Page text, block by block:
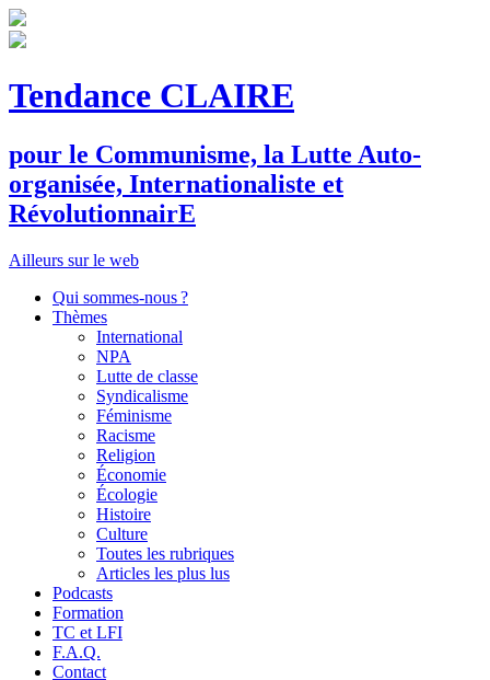
Tendance CLAIRE
pour le Communisme, la Lutte Auto-
organisée, Internationaliste et
RévolutionnairE
Ailleurs sur le web
Qui sommes-nous ?
Thèmes
International
NPA
Lutte de classe
Syndicalisme
Féminisme
Racisme
Religion
Économie
Écologie
Histoire
Culture
Toutes les rubriques
Articles les plus lus
Podcasts
Formation
TC et LFI
F.A.Q.
Contact